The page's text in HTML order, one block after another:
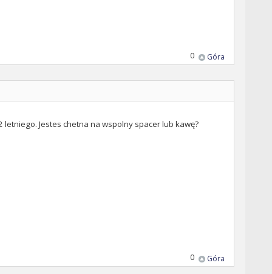
Góra
0
Jestes chetna na wspolny spacer lub kawę?
Góra
0